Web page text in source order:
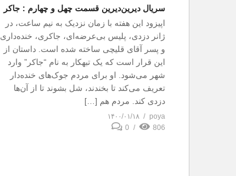
سریال دیرین‌دیرین قسمت چهل و چهارم : جاکر
اپیزود این هفته با زمان نزدیک به نیم ساعت، در
ژانر دزدی، پلیس بی‌عرضه‌ای، جاکری، خنده‌داری
و پسر آقای قلیچی ساخته شده است. داستان از
این قرار است که یک تبهکار به نام “جاکر” وارد
شهر می‌شود. او برای مردم جوک‌های خنده‌دار
تعریف می‌کند تا بخندند، شل بشوند تا از آن‌ها
دزدی کند. مردم هم […]
poya
۱۴۰۰/۰۱/۱۸
806
0